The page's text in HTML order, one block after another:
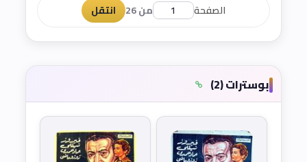
الصفحة
من 26 انتقل
بوسترات (2)